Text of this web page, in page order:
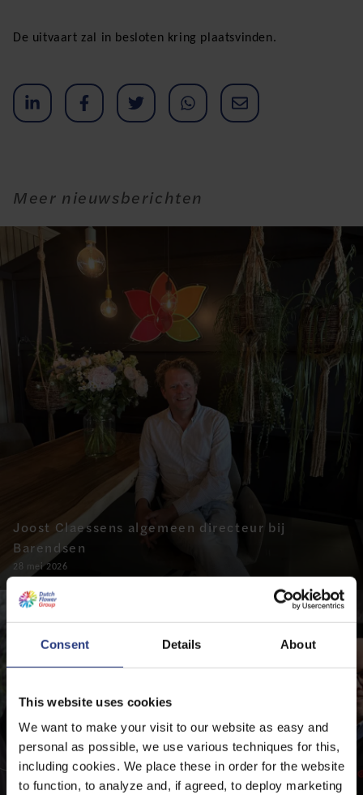
Consent Details About
This website uses cookies
We want to make your visit to our website as easy and
personal as possible, we use various techniques for this,
including cookies. We place these in order for the website
to function, to analyze and, if agreed, to deploy marketing
De uitvaart zal in besloten kring plaatsvinden.
Meer nieuwsberichten
Joost Claessens algemeen directeur bij
Barendsen
28 mei 2026